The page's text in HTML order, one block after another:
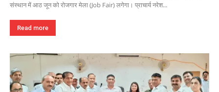
संस्थान में आठ जून को रोजगार मेला (Job Fair) लगेगा। प्राचार्य नरेश...
Read more